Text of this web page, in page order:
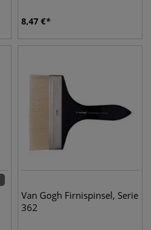
8,47 €
Van Gogh Firnispinsel, Serie
362